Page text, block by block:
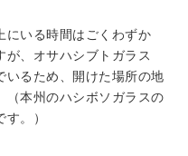
にいる時間はごくわずか
が、オサハシブトガラス
いるため、開けた場所の地
（本州のハシボソガラスの
。）